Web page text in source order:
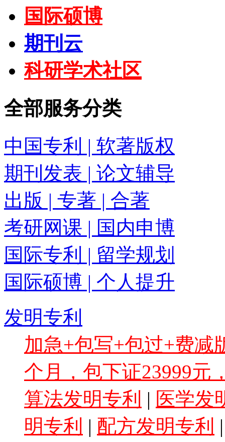
国际硕博
期刊云
科研学术社区
全部服务分类
中国专利 | 软著版权
期刊发表 | 论文辅导
出版 | 专著 | 合著
考研网课 | 国内申博
国际专利 | 留学规划
国际硕博 | 个人提升
发明专利
加急+包写+包过+费减
个月，包下证23999元
算法发明专利 | 医学发
明专利 | 配方发明专利